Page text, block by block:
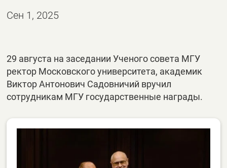
Сен 1, 2025
29 августа на заседании Ученого совета МГУ
ректор Московского университета, академик
Виктор Антонович Садовничий вручил
сотрудникам МГУ государственные награды.